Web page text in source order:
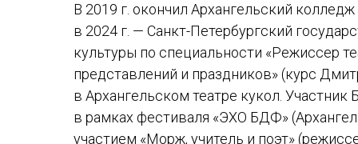
В 2019 г. окончил Архангельский
в 2024 г. — Санкт-Петербургский
культуры по специальности «Режиссер
представлений и праздников» (курс
в Архангельском театре кукол.
в рамках фестиваля «ЭХО БДФ»
участием «Морж, учитель и поэт»